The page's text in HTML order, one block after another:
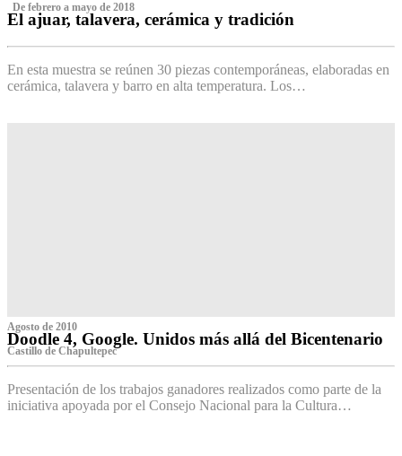
‌ De febrero a mayo de 2018
El ajuar, talavera, cerámica y tradición
En esta muestra se reúnen 30 piezas contemporáneas, elaboradas en
cerámica, talavera y barro en alta temperatura. Los…
Agosto de 2010
Doodle 4, Google. Unidos más allá del Bicentenario
Castillo de Chapultepec
Presentación de los trabajos ganadores realizados como parte de la
iniciativa apoyada por el Consejo Nacional para la Cultura…